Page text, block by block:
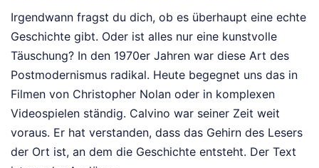
Irgendwann fragst du dich, ob es überhaupt eine echte
Geschichte gibt. Oder ist alles nur eine kunstvolle
Täuschung? In den 1970er Jahren war diese Art des
Postmodernismus radikal. Heute begegnet uns das in
Filmen von Christopher Nolan oder in komplexen
Videospielen ständig. Calvino war seiner Zeit weit
voraus. Er hat verstanden, dass das Gehirn des Lesers
der Ort ist, an dem die Geschichte entsteht. Der Text